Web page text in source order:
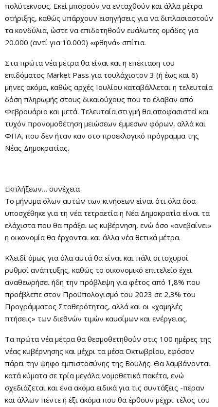
πολύτεκνους. Εκεί μπορούν να ενταχθούν και άλλα μέτρα
στήριξης, καθώς υπάρχουν εισηγήσεις για να διπλασιαστούν
τα κονδύλια, ώστε να επιδοτηθούν ευάλωτες ομάδες για
20.000 (αντί για 10.000) «φθηνά» σπίτια.
Στα πρώτα νέα μέτρα θα είναι και η επέκταση του
επιδόματος Market Pass για τουλάχιστον 3 (ή έως και 6)
μήνες ακόμα, καθώς αρχές Ιουλίου καταβάλλεται η τελευταία
δόση πληρωμής στους δικαιούχους που το έλαβαν από
Φεβρουάριο και μετά. Τελευταία στιγμή θα αποφασιστεί και
τυχόν προνομοθέτηση μειώσεων έμμεσων φόρων, αλλά και
ΦΠΑ, που δεν ήταν καν στο προεκλογικό πρόγραμμα της
Νέας Δημοκρατίας.
Εκπλήξεων… συνέχεια
Το μήνυμα όλων αυτών των κινήσεων είναι ότι όλα όσα
υποσχέθηκε για τη νέα τετραετία η Νέα Δημοκρατία είναι τα
ελάχιστα που θα πράξει ως κυβέρνηση, ενώ όσο «ανεβαίνει»
η οικονομία θα έρχονται και άλλα νέα θετικά μέτρα.
Κλειδί όμως για όλα αυτά θα είναι και πάλι οι ισχυροί
ρυθμοί ανάπτυξης, καθώς το οικονομικό επιτελείο έχει
αναθεωρήσει ήδη την πρόβλεψη για φέτος από 1,8% που
προέβλεπε στον Προϋπολογισμό του 2023 σε 2,3% του
Προγράμματος Σταθερότητας, αλλά και οι «χαμηλές
πτήσεις» των διεθνών τιμών καυσίμων και ενέργειας.
Τα πρώτα νέα μέτρα θα θεσμοθετηθούν στις 100 ημέρες της
νέας κυβέρνησης και μέχρι τα μέσα Οκτωβρίου, εφόσον
πάρει την ψήφο εμπιστοσύνης της Βουλής. Θα λαμβάνονται
κατά κύματα σε τρία μεγάλα νομοθετικά πακέτα, ενώ
σχεδιάζεται και ένα ακόμα ειδικά για τις συντάξεις -πέραν
και άλλων πέντε ή έξι ακόμα που θα έρθουν μέχρι τέλος του